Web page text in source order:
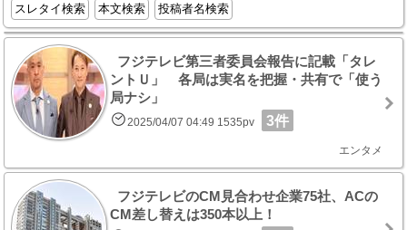
スレタイ検索 本文検索 投稿者名検索
フジテレビ第三者委員会報告に記載「タレ
ントＵ」 各局は実名を把握・共有で「使う
局ナシ」
2025/04/07 04:49 1535pv 3件
エンタメ
フジテレビのCM見合わせ企業75社、ACの
CM差し替えは350本以上！